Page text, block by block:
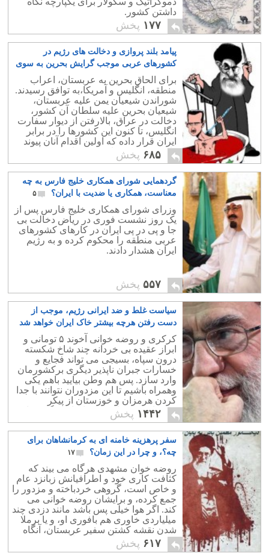
داشتن کشور.
۱۷۷ پخش
پیامد بلند پروازی و دخالت های رژیم در
کشورهای عربی موجب گرایش بحرین به سوی
عربستان است
برای الحاق بحرین به عربستان، اعراب
منطقه، انگلیس و آمریکا،به توافق رسیدند.
شوراندن شیعیان یمن علیه عربستان،
شیعیان بحرین علیه سلطان آن کشور،
دخالت در عراق، بالارفتن از دیوار سفارت
انگلیس، تا کنون این کشورها را در برابر
ایران قرار داده که اولین اقدام آنان پیوند
دادن بحرین به خاک عربستان است.
۶۸۵ پخش
گردهمایی شورای همکاری خلیج فارس به چه
معناست، همکاری یا ضدیت با ایران؟
۵
وزرای شورای همکاری خلیج فارس پس از
یک روز نشست فوری در ریاض دخالت بی
جا و پی در پی ایران در کارهای کشورهای
عربی منطقه را محکوم کرده و به رژیم
ایران هشدار دادند.
۵۵۷ پخش
سیاست غلط و ضد ایرانی رژیم، موجب از
دست رفتن هرچه بیشتر خاک ایران خواهد شد
کرکری و روضه خوانی آخوند ۵ تومانی و
ابراز عقیده بی خردانه چند شاخ شکسته
درون سپاه، بسیجی می تواند فجایع و
خسارات جبران ناپذیر دیگری برکشورمان
وارد سازد. پس هم وطن بیایید باهم یکی
وهمراه باشیم تا این مزدوران نتوانند با جدا
کردن هرمزان و خوزستان از پیکر
میهنمان، عهد نامه ترکمانچای دیگری را
امضاء کنند.
۱۴۴۲ پخش
سفر پرهزینه خامنه ای به کرمانشاهان برای
چه؟، و چرا در این زمان؟
۱۷
روضه خوان مشهدی هرگاه می بیند که
کثافت کاری خود و اطرافیانش زبانزد عام
و خاص است، گروهی خردباخته و مزدور را
جمع کرده، و برایشان روضه خوانی می
کند. اگر هوا خیلی پس باشد مانند دزدی چند
میلیاردی خاوری هم بافوری او، و یا برملا
شدن نقشه کشتن سفیر عربستان، آنگاه
دست به یک مسافرت جنجالی و پرهزینه
می زند.
۶۱۷ پخش